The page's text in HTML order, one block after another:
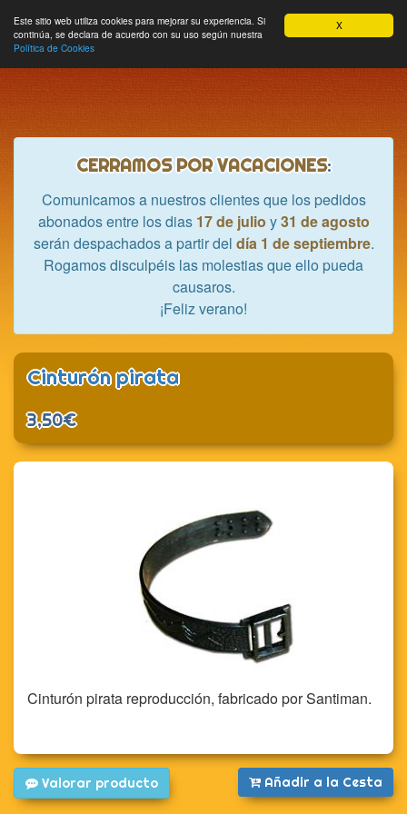
X
Este sitio web utiliza cookies para mejorar su experiencia. Si
continúa, se declara de acuerdo con su uso según nuestra
Política de Cookies
Hobbycrash Mi cuenta
CERRAMOS POR VACACIONES:
Comunicamos a nuestros clientes que los pedidos
abonados entre los dias 17 de julio y31 de agosto
serán despachados a partir del día 1 de septiembre.
Rogamos disculpéis las molestias que ello pueda
causaros.
¡Feliz verano!
Cinturón pirata
3,50€
Cinturón pirata reproducción, fabricado por Santiman.
Valorar producto Añadir a la Cesta